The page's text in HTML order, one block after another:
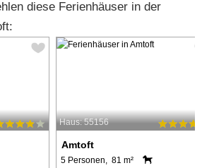
diese Ferienhäuser in der
Haus: 55156
Amtoft
5 Personen, 81 m²